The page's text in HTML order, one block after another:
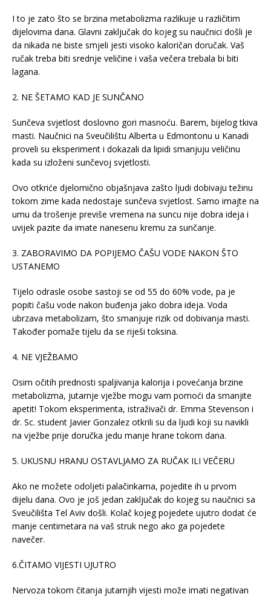
I to je zato što se brzina metabolizma razlikuje u različitim
dijelovima dana. Glavni zaključak do kojeg su naučnici došli je
da nikada ne biste smjeli jesti visoko kaloričan doručak. Vaš
ručak treba biti srednje veličine i vaša večera trebala bi biti
lagana.
2. NE ŠETAMO KAD JE SUNČANO
Sunčeva svjetlost doslovno gori masnoću. Barem, bijelog tkiva
masti. Naučnici na Sveučilištu Alberta u Edmontonu u Kanadi
proveli su eksperiment i dokazali da lipidi smanjuju veličinu
kada su izloženi sunčevoj svjetlosti.
Ovo otkriće djelomično objašnjava zašto ljudi dobivaju težinu
tokom zime kada nedostaje sunčeva svjetlost. Samo imajte na
umu da trošenje previše vremena na suncu nije dobra ideja i
uvijek pazite da imate nanesenu kremu za sunčanje.
3. ZABORAVIMO DA POPIJEMO ČAŠU VODE NAKON ŠTO
USTANEMO
Tijelo odrasle osobe sastoji se od 55 do 60% vode, pa je
popiti čašu vode nakon buđenja jako dobra ideja. Voda
ubrzava metabolizam, što smanjuje rizik od dobivanja masti.
Također pomaže tijelu da se riješi toksina.
4. NE VJEŽBAMO
Osim očitih prednosti spaljivanja kalorija i povećanja brzine
metabolizma, jutarnje vježbe mogu vam pomoći da smanjite
apetit! Tokom eksperimenta, istraživači dr. Emma Stevenson i
dr. Sc. student Javier Gonzalez otkrili su da ljudi koji su navikli
na vježbe prije doručka jedu manje hrane tokom dana.
5. UKUSNU HRANU OSTAVLJAMO ZA RUČAK ILI VEČERU
Ako ne možete odoljeti palačinkama, pojedite ih u prvom
dijelu dana. Ovo je još jedan zaključak do kojeg su naučnici sa
Sveučilišta Tel Aviv došli. Kolač kojeg pojedete ujutro dodat će
manje centimetara na vaš struk nego ako ga pojedete
navečer.
6.ČITAMO VIJESTI UJUTRO
Nervoza tokom čitanja jutarnjih vijesti može imati negativan